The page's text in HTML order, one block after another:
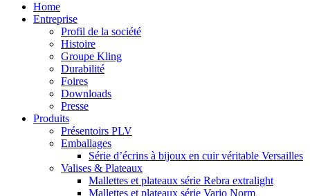
Home
Entreprise
Profil de la société
Histoire
Groupe Kling
Durabilité
Foires
Downloads
Presse
Produits
Présentoirs PLV
Emballages
Série d’écrins à bijoux en cuir véritable Versailles
Valises & Plateaux
Mallettes et plateaux série Rebra extralight
Mallettes et plateaux série Vario Norm